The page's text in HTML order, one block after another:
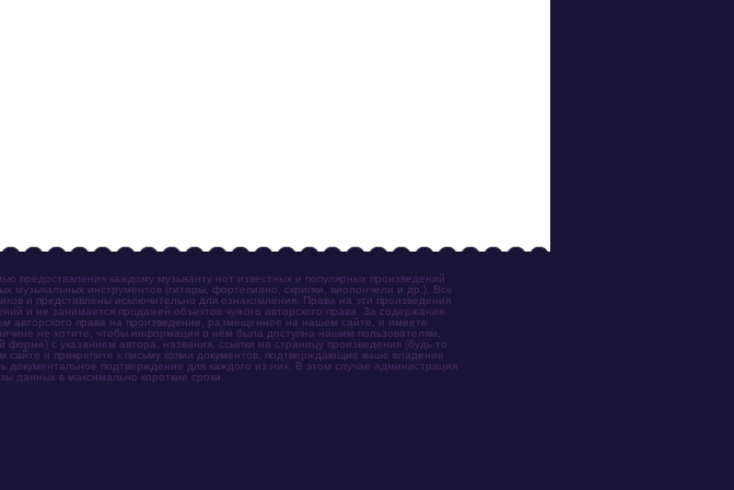
предоставления каждому музыканту нот известных и популярных произведений
музыкальных инструментов (гитары, фортепиано, скрипки, виолончели и др.). Все
и представлены исключительно для ознакомления. Права на эти произведения
и не занимается продажей объектов чужого авторского права. За содержание
авторского права на произведение, размещенное на нашем сайте, и имеете
не хотите, чтобы информация о нём была доступна нашим пользователям,
с указанием автора, названия, ссылки на страницу произведения (будь то
и прикрепите к письму копии документов, подтверждающие ваше владение
подтверждение для каждого из них. В этом случае администрация
данных в максимально короткие сроки.